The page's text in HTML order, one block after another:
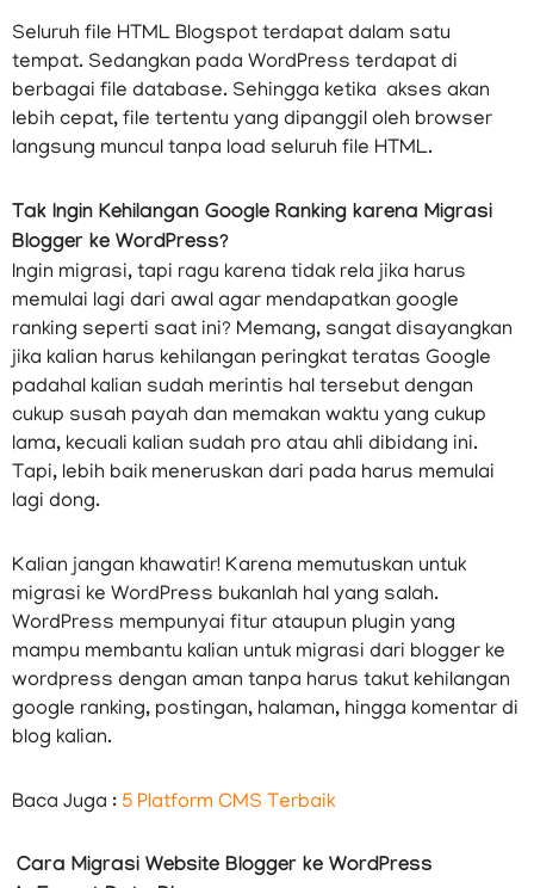
Seluruh file HTML Blogspot terdapat dalam satu
tempat. Sedangkan pada WordPress terdapat di
berbagai file database. Sehingga ketika akses akan
lebih cepat, file tertentu yang dipanggil oleh browser
langsung muncul tanpa load seluruh file HTML.
Tak Ingin Kehilangan Google Ranking karena Migrasi
Blogger ke WordPress?
Ingin migrasi, tapi ragu karena tidak rela jika harus
memulai lagi dari awal agar mendapatkan google
ranking seperti saat ini? Memang, sangat disayangkan
jika kalian harus kehilangan peringkat teratas Google
padahal kalian sudah merintis hal tersebut dengan
cukup susah payah dan memakan waktu yang cukup
lama, kecuali kalian sudah pro atau ahli dibidang ini.
Tapi, lebih baik meneruskan dari pada harus memulai
lagi dong.
Kalian jangan khawatir! Karena memutuskan untuk
migrasi ke WordPress bukanlah hal yang salah.
WordPress mempunyai fitur ataupun plugin yang
mampu membantu kalian untuk migrasi dari blogger ke
wordpress dengan aman tanpa harus takut kehilangan
google ranking, postingan, halaman, hingga komentar di
blog kalian.
Baca Juga : 5 Platform CMS Terbaik
Cara Migrasi Website Blogger ke WordPress